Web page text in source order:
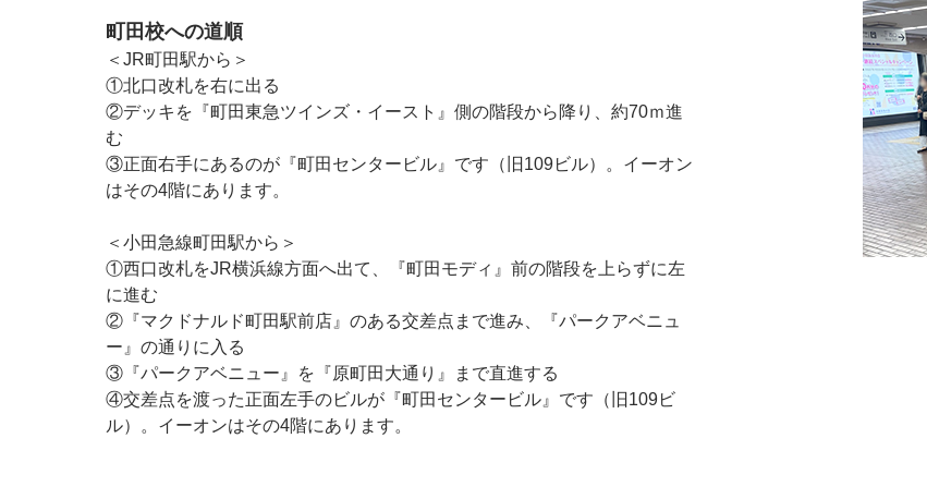
町田校への道順
＜JR町田駅から＞
①北口改札を右に出る
②デッキを『町田東急ツインズ・イースト』側の階段から降り、約70ｍ進
む
③正面右手にあるのが『町田センタービル』です（旧109ビル）。イーオン
はその4階にあります。
＜小田急線町田駅から＞
①西口改札をJR横浜線方面へ出て、『町田モディ』前の階段を上らずに左
に進む
②『マクドナルド町田駅前店』のある交差点まで進み、『パークアベニュ
ー』の通りに入る
③『パークアベニュー』を『原町田大通り』まで直進する
④交差点を渡った正面左手のビルが『町田センタービル』です（旧109ビ
ル）。イーオンはその4階にあります。